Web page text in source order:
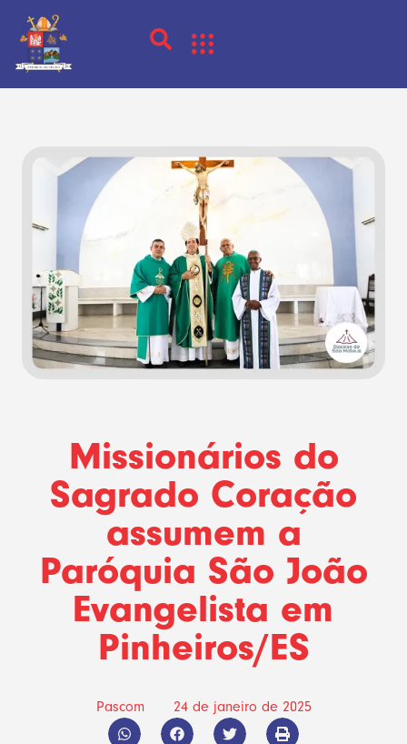
Missionários do
Sagrado Coração
assumem a
Paróquia São João
Evangelista em
Pinheiros/ES
Pascom 24 de janeiro de 2025